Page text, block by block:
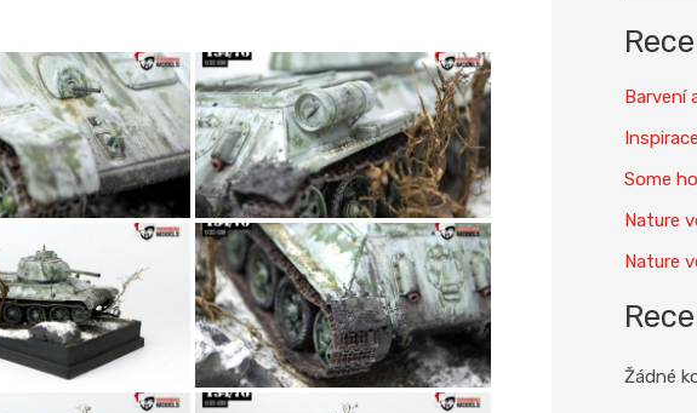
Barvení
Some
Nature
Nature
Žádné